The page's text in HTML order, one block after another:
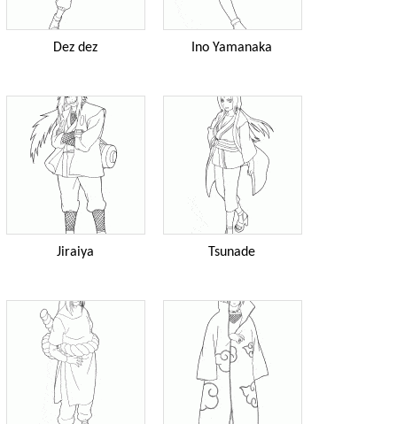
Dez dez Ino Yamanaka
Jiraiya Tsunade